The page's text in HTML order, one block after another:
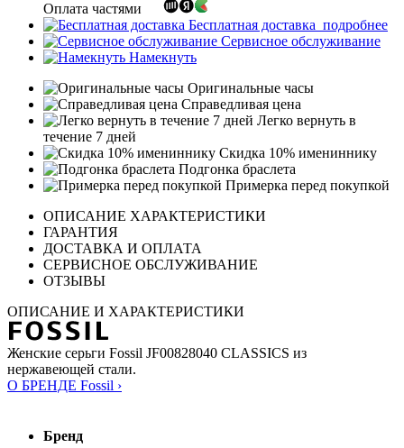
Оплата частями
Бесплатная доставка подробнее
Сервисное обслуживание
Намекнуть
Оригинальные часы
Справедливая цена
Легко вернуть в
течение 7 дней
Скидка 10% имениннику
Подгонка браслета
Примерка перед покупкой
ОПИСАНИЕ ХАРАКТЕРИСТИКИ
ГАРАНТИЯ
ДОСТАВКА И ОПЛАТА
СЕРВИСНОЕ ОБСЛУЖИВАНИЕ
ОТЗЫВЫ
ОПИСАНИЕ И ХАРАКТЕРИСТИКИ
Женские серьги Fossil JF00828040 CLASSICS из
нержавеющей стали.
О БРЕНДЕ Fossil ›
Бренд